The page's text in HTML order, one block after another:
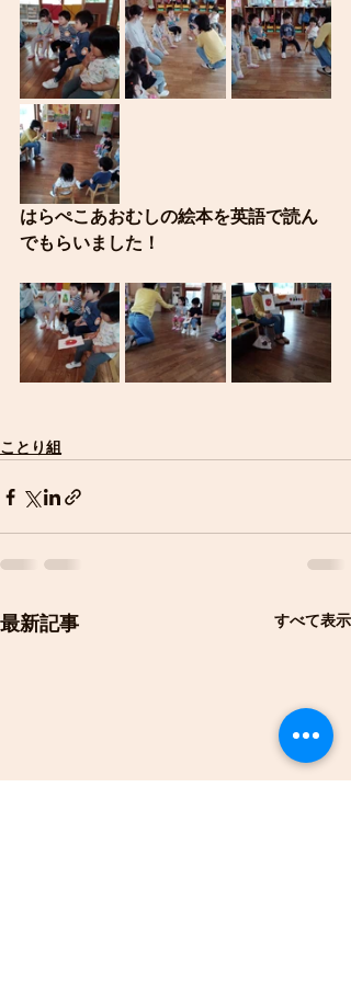
はらぺこあおむしの絵本を英語で読ん
でもらいました！
ことり組
最新記事 すべて表示